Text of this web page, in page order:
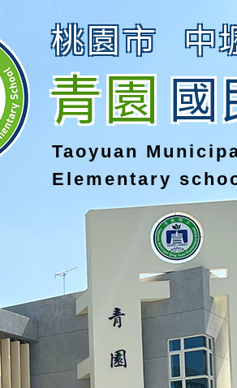
桃園市 中
青園國
Taoyuan
Elementary